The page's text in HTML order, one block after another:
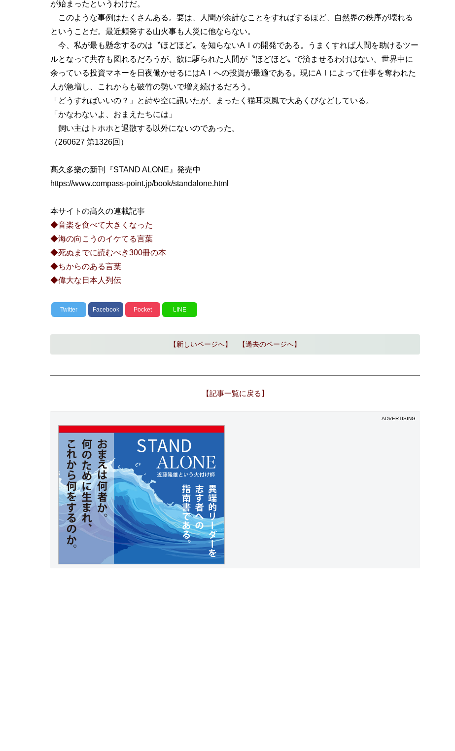
が始まったというわけだ。
このような事例はたくさんある。要は、人間が余計なことをすればするほど、自然界の秩序が壊れる
ということだ。最近頻発する山火事も人災に他ならない。
今、私が最も懸念するのは〝ほどほど〟を知らないAＩの開発である。うまくすれば人間を助けるツー
ルとなって共存も図れるだろうが、欲に駆られた人間が〝ほどほど〟で済ませるわけはない。世界中に
余っている投資マネーを日夜働かせるにはAＩへの投資が最適である。現にAＩによって仕事を奪われた
人が急増し、これからも破竹の勢いで増え続けるだろう。
「どうすればいいの？」と詩や空に訊いたが、まったく猫耳東風で大あくびなどしている。
「かなわないよ、おまえたちには」
飼い主はトホホと退散する以外にないのであった。
（260627 第1326回）
髙久多樂の新刊『STAND ALONE』発売中
https://www.compass-point.jp/book/standalone.html
本サイトの髙久の連載記事
◆音楽を食べて大きくなった
◆海の向こうのイケてる言葉
◆死ぬまでに読むべき300冊の本
◆ちからのある言葉
◆偉大な日本人列伝
Twitter Facebook Pocket LINE
【新しいページへ】 【過去のページへ】
【記事一覧に戻る】
ADVERTISING